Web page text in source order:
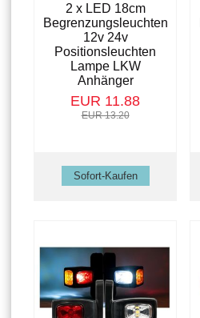
2 x LED 18cm
Begrenzungsleuchten
12v 24v
Positionsleuchten
Lampe LKW
Anhänger
EUR 11.88
EUR 13.20